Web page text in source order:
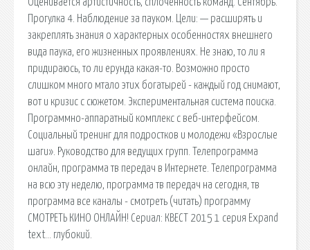
Прогулка 4. Наблюдение за пауком. Цели: — расширять и
закреплять знания о характерных особенностях внешнего
вида паука, его жизненных проявлениях. Не знаю, то ли я
придираюсь, то ли ерунда какая-то. Возможно просто
слишком много мтало этих богатырей - каждый год снимают,
вот и кризис с сюжетом. Экспериментальная система поиска.
Программно-аппаратный комплекс с веб-интерфейсом.
Социальный тренинг для подростков и молодежи «Взрослые
шаги». Руководство для ведущих групп. Телепрограмма
онлайн, программа тв передач в Интернете. Телепрограмма
на всю эту неделю, программа тв передач на сегодня, тв
программа все каналы - смотреть (читать) программу
СМОТРЕТЬ КИНО ОНЛАЙН! Сериал: КВЕСТ 2015 1 серия Expand
text… глубокий.